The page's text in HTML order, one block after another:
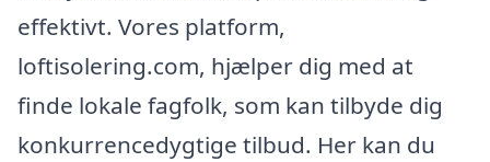
effektivt. Vores platform,
loftisolering.com, hjælper dig med at
finde lokale fagfolk, som kan tilbyde dig
konkurrencedygtige tilbud. Her kan du